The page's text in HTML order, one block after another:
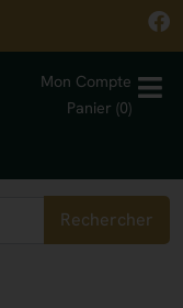
Mon Compte
Panier (0)
Rechercher